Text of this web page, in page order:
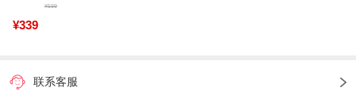
¥339
¥599
联系客服